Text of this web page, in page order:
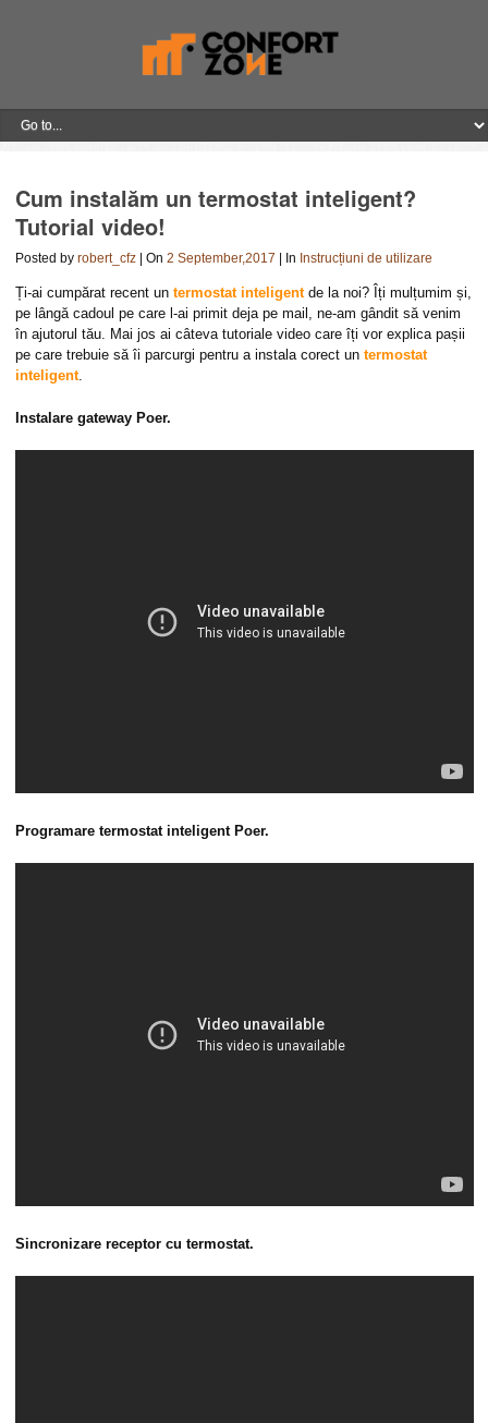
Cum instalăm un termostat inteligent?
Tutorial video!
Posted byrobert_cfz | On2 September,2017 | In Instrucțiuni de utilizare
Ți-ai cumpărat recent untermostat inteligentde la noi? Îți mulțumim și,
pe lângă cadoul pe care l-ai primit deja pe mail, ne-am gândit să venim
în ajutorul tău. Mai jos ai câteva tutoriale video care îți vor explica pașii
pe care trebuie să îi parcurgi pentru a instala corect untermostat
inteligent.
Instalare gateway Poer.
Programare termostat inteligent Poer.
Sincronizare receptor cu termostat.